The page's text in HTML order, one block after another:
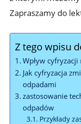
Zapraszamy do
Z tego wpisu
Wpływ
Jak cyfryzacja
odpadami
zastosowanie
odpadów
Przykłady